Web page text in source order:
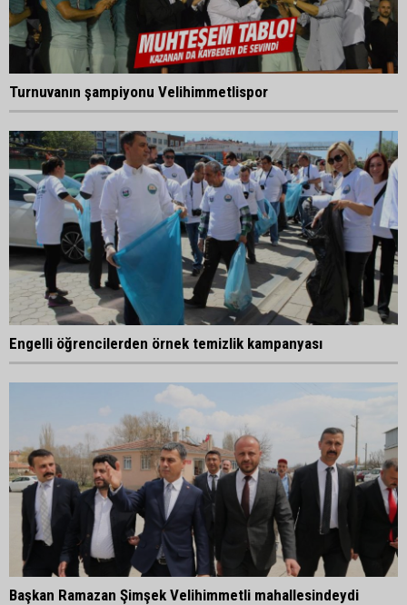
Turnuvanın şampiyonu Velihimmetlispor
Engelli öğrencilerden örnek temizlik kampanyası
Başkan Ramazan Şimşek Velihimmetli mahallesindeydi